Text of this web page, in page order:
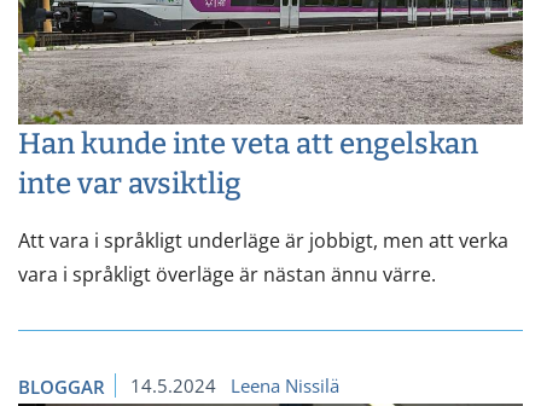
Han kunde inte veta att engelskan
inte var avsiktlig
Att vara i språkligt underläge är jobbigt, men att verka
vara i språkligt överläge är nästan ännu värre.
BLOGGAR 14.5.2024 Leena Nissilä